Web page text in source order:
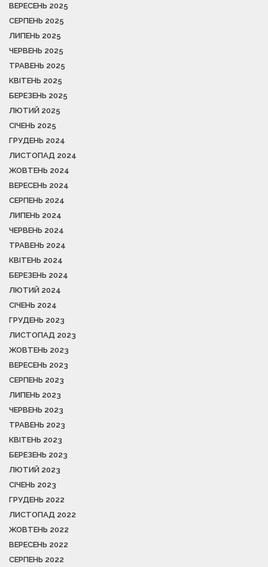
ВЕРЕСЕНЬ 2025
СЕРПЕНЬ 2025
ЛИПЕНЬ 2025
ЧЕРВЕНЬ 2025
ТРАВЕНЬ 2025
КВІТЕНЬ 2025
БЕРЕЗЕНЬ 2025
ЛЮТИЙ 2025
СІЧЕНЬ 2025
ГРУДЕНЬ 2024
ЛИСТОПАД 2024
ЖОВТЕНЬ 2024
ВЕРЕСЕНЬ 2024
СЕРПЕНЬ 2024
ЛИПЕНЬ 2024
ЧЕРВЕНЬ 2024
ТРАВЕНЬ 2024
КВІТЕНЬ 2024
БЕРЕЗЕНЬ 2024
ЛЮТИЙ 2024
СІЧЕНЬ 2024
ГРУДЕНЬ 2023
ЛИСТОПАД 2023
ЖОВТЕНЬ 2023
ВЕРЕСЕНЬ 2023
СЕРПЕНЬ 2023
ЛИПЕНЬ 2023
ЧЕРВЕНЬ 2023
ТРАВЕНЬ 2023
КВІТЕНЬ 2023
БЕРЕЗЕНЬ 2023
ЛЮТИЙ 2023
СІЧЕНЬ 2023
ГРУДЕНЬ 2022
ЛИСТОПАД 2022
ЖОВТЕНЬ 2022
ВЕРЕСЕНЬ 2022
СЕРПЕНЬ 2022